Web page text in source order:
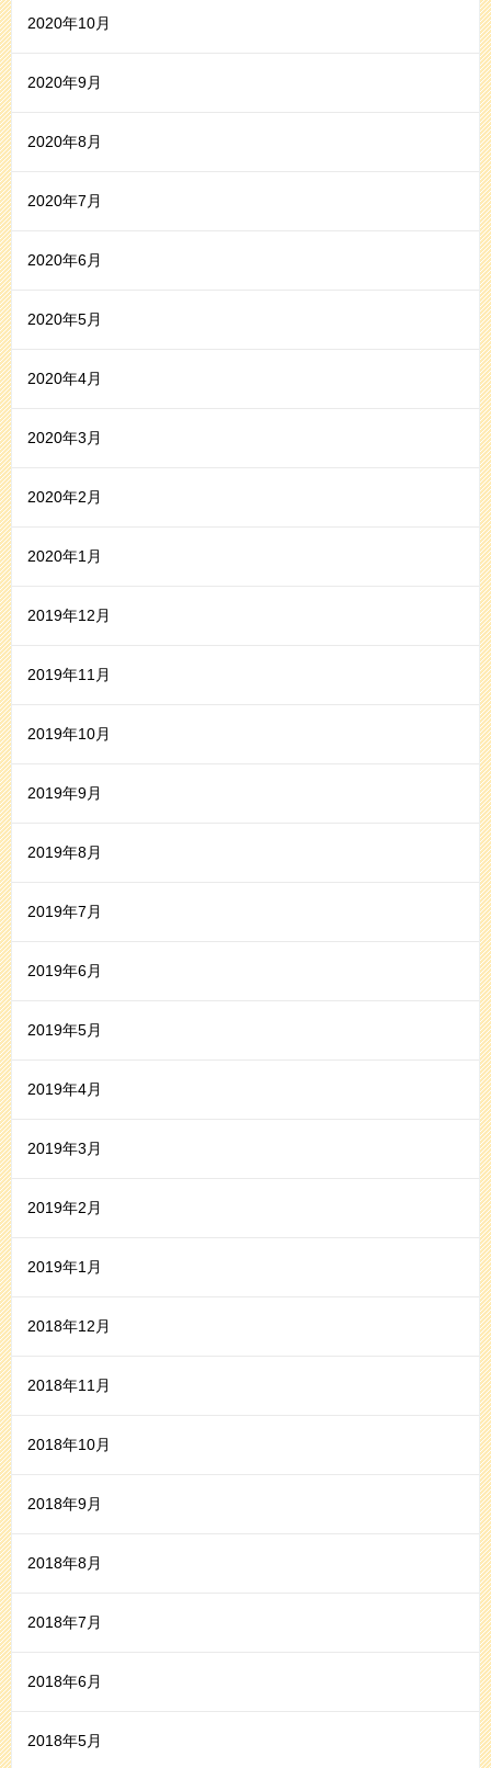
2020年10月
2020年9月
2020年8月
2020年7月
2020年6月
2020年5月
2020年4月
2020年3月
2020年2月
2020年1月
2019年12月
2019年11月
2019年10月
2019年9月
2019年8月
2019年7月
2019年6月
2019年5月
2019年4月
2019年3月
2019年2月
2019年1月
2018年12月
2018年11月
2018年10月
2018年9月
2018年8月
2018年7月
2018年6月
2018年5月